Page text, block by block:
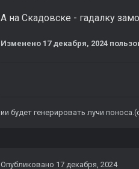
А на Скадовске - гадалку
Изменено 17 декабря, 2024
ии будет генерировать лучи
Опубликовано 17 декабря, 2024